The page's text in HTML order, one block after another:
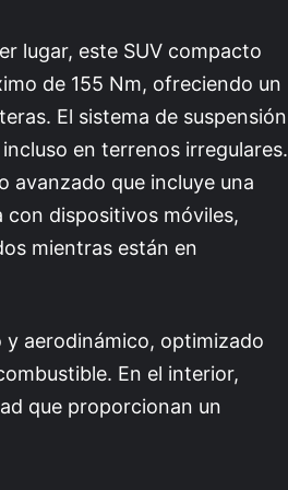
lugar, este SUV compacto
de 155 Nm, ofreciendo un
El sistema de suspensión
en terrenos irregulares.
avanzado que incluye una
dispositivos móviles,
mientras están en
y aerodinámico, optimizado
En el interior,
que proporcionan un